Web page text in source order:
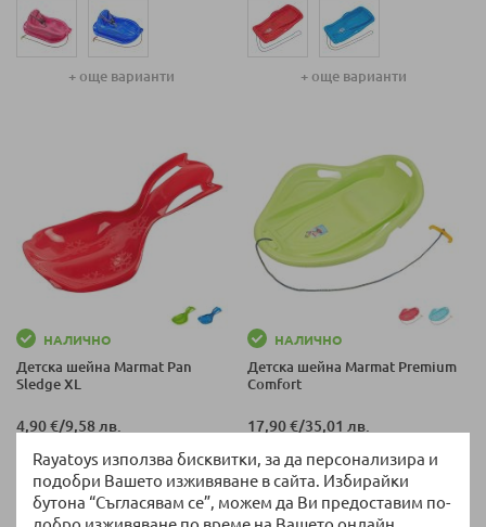
Rayatoys използва бисквитки, за да персонализира и
подобри Вашето изживяване в сайта. Избирайки
бутона “Съгласявам се”, можем да Ви предоставим по-
+ още варианти + още варианти
НАЛИЧНО
Детска шейна Marmat Pan
Sledge XL
4,90 €/9,58 лв.
+ още варианти
НАЛИЧНО
Детска шейна Marmat Premium
Comfort
17,90 €/35,01 лв.
+ още варианти